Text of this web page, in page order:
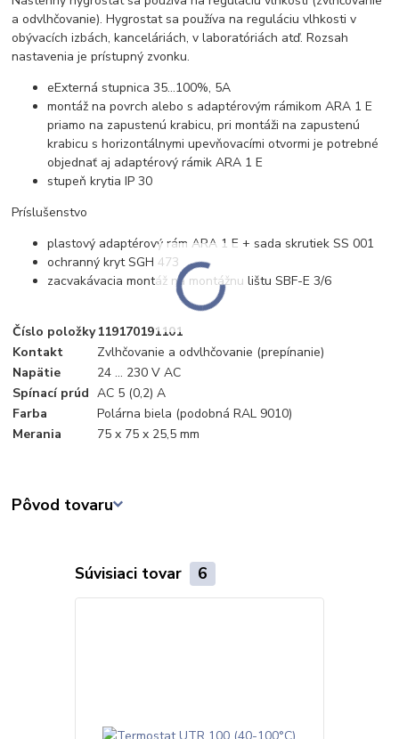
a odvlhčovanie). Hygrostat sa používa na reguláciu vlhkosti v
obývacích izbách, kanceláriách, v laboratóriách atď. Rozsah
nastavenia je prístupný zvonku.
eExterná stupnica 35...100%, 5A
montáž na povrch alebo s adaptérovým rámikom ARA 1 E
priamo na zapustenú krabicu, pri montáži na zapustenú
krabicu s horizontálnymi upevňovacími otvormi je potrebné
objednať aj adaptérový rámik ARA 1 E
stupeň krytia IP 30
Príslušenstvo
plastový adaptérový rám ARA 1 E + sada skrutiek SS 001
ochranný kryt SGH 473
zacvakávacia montáž na montážnu lištu SBF-E 3/6
Číslo položky 119170191101
Kontakt
Zvlhčovanie a odvlhčovanie (prepínanie)
Napätie
24 ... 230 V AC
Spínací prúd AC 5 (0,2) A
Farba
Polárna biela (podobná RAL 9010)
Merania
75 x 75 x 25,5 mm
Pôvod tovaru
Súvisiaci tovar 6